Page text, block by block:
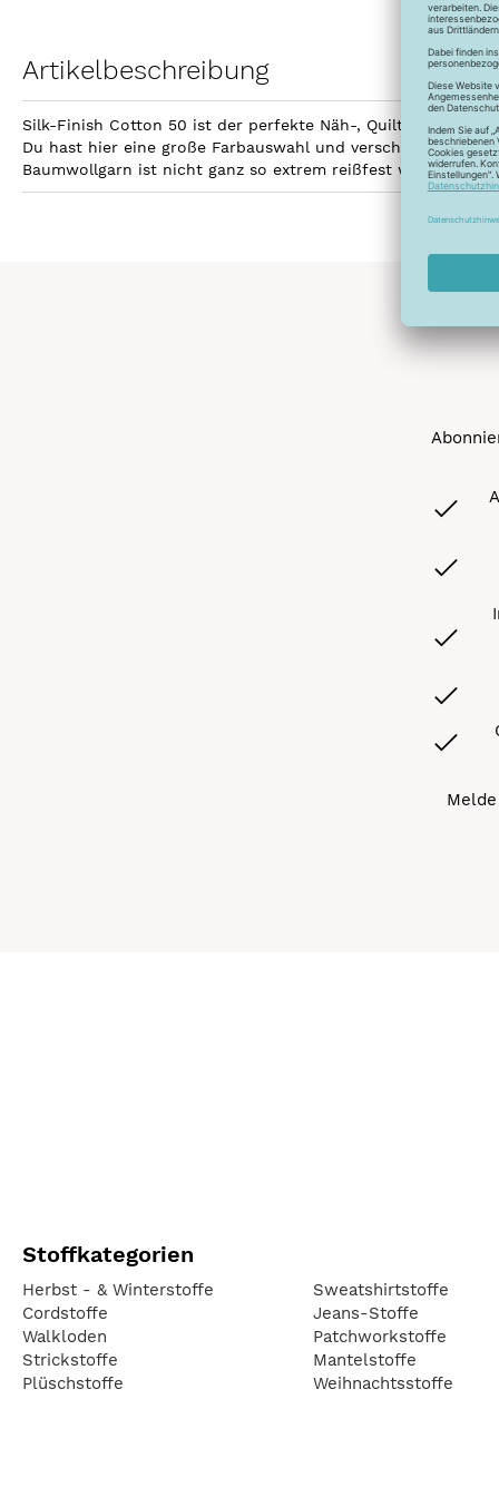
Artikelbeschreibung
Silk-Finish Cotton 50 ist der perfekte Näh-, Quilt- und
Du hast hier eine große Farbauswahl und verschiedene
Baumwollgarn ist nicht ganz so extrem reißfest wie
Stoffkategorien
Herbst - & Winterstoffe
Cordstoffe
Walkloden
Strickstoffe
Plüschstoffe
Sweatshirtstoffe
Jeans-Stoffe
Patchworkstoffe
Mantelstoffe
Weihnachtsstoffe